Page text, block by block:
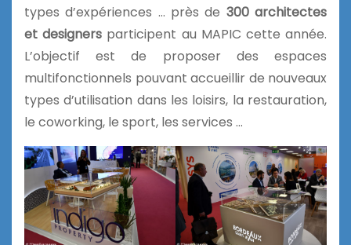
types d’expériences … près de 300 architectes
et designers participent au MAPIC cette année.
L’objectif est de proposer des espaces
multifonctionnels pouvant accueillir de nouveaux
types d’utilisation dans les loisirs, la restauration,
le coworking, le sport, les services …